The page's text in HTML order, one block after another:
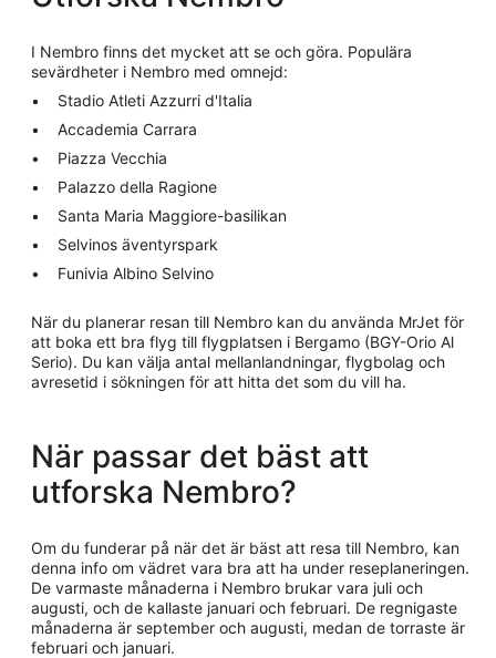
I Nembro finns det mycket att se och göra. Populära
sevärdheter i Nembro med omnejd:
Stadio Atleti Azzurri d'Italia
Accademia Carrara
Piazza Vecchia
Palazzo della Ragione
Santa Maria Maggiore-basilikan
Selvinos äventyrspark
Funivia Albino Selvino
När du planerar resan till Nembro kan du använda MrJet för
att boka ett bra flyg till flygplatsen i Bergamo (BGY-Orio Al
Serio). Du kan välja antal mellanlandningar, flygbolag och
avresetid i sökningen för att hitta det som du vill ha.
När passar det bäst att
utforska Nembro?
Om du funderar på när det är bäst att resa till Nembro, kan
denna info om vädret vara bra att ha under reseplaneringen.
De varmaste månaderna i Nembro brukar vara juli och
augusti, och de kallaste januari och februari. De regnigaste
månaderna är september och augusti, medan de torraste är
februari och januari.